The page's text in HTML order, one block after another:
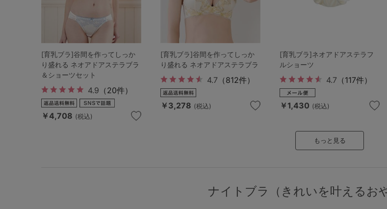
[育乳ブラ]谷間を作ってしっか
り盛れる ネオアドアステラブラ
＆ショーツセット
4.9 （20件）
￥4,708 (税込)
[育乳ブラ]谷間を作ってしっか
り盛れる ネオアドアステラブラ
4.7 （812件）
￥3,278 (税込)
[育乳ブラ]ネオアドアステラフ
ルショーツ
4.7 （117件）
￥1,430 (税込)
もっと見る
ナイトブラ（きれいを叶えるお